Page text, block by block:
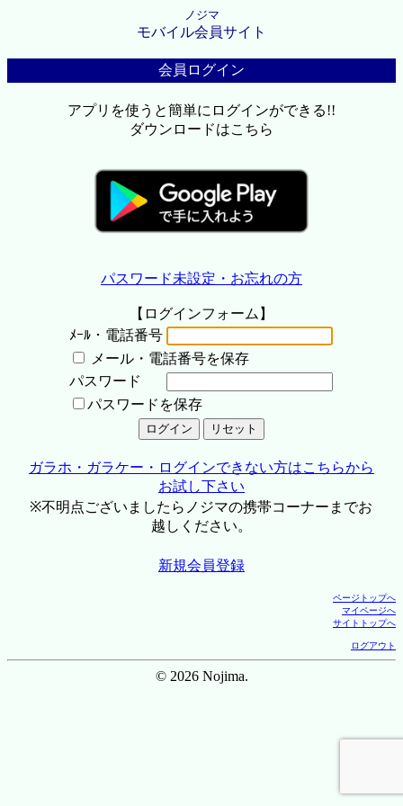
ノジマ
モバイル会員サイト
会員ログイン
アプリを使うと簡単にログインができる!!
ダウンロードはこちら
パスワード未設定・お忘れの方
【ログインフォーム】
ﾒｰﾙ・電話番号
メール・電話番号を保存
パスワード
パスワードを保存
ガラホ・ガラケー・ログインできない方はこちらから
お試し下さい
※不明点ございましたらノジマの携帯コーナーまでお
越しください。
新規会員登録
ページトップへ
マイページへ
サイトトップへ
ログアウト
© 2026 Nojima.